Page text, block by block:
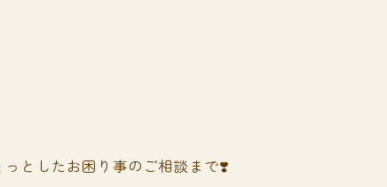
としたお困り事のご相談まで❣️